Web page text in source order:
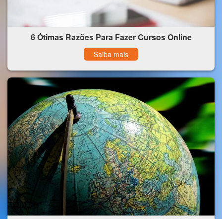
6 Ótimas Razões Para Fazer Cursos Online
Saiba mais